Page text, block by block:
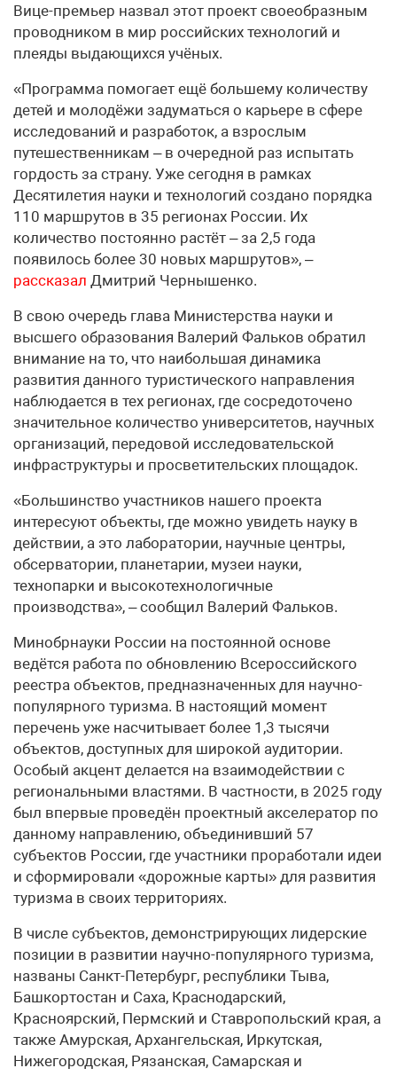
Вице-премьер назвал этот проект своеобразным
проводником в мир российских технологий и
плеяды выдающихся учёных.
«Программа помогает ещё большему количеству
детей и молодёжи задуматься о карьере в сфере
исследований и разработок, а взрослым
путешественникам – в очередной раз испытать
гордость за страну. Уже сегодня в рамках
Десятилетия науки и технологий создано порядка
110 маршрутов в 35 регионах России. Их
количество постоянно растёт – за 2,5 года
появилось более 30 новых маршрутов», –
рассказал Дмитрий Чернышенко.
В свою очередь глава Министерства науки и
высшего образования Валерий Фальков обратил
внимание на то, что наибольшая динамика
развития данного туристического направления
наблюдается в тех регионах, где сосредоточено
значительное количество университетов, научных
организаций, передовой исследовательской
инфраструктуры и просветительских площадок.
«Большинство участников нашего проекта
интересуют объекты, где можно увидеть науку в
действии, а это лаборатории, научные центры,
обсерватории, планетарии, музеи науки,
технопарки и высокотехнологичные
производства», – сообщил Валерий Фальков.
Минобрнауки России на постоянной основе
ведётся работа по обновлению Всероссийского
реестра объектов, предназначенных для научно-
популярного туризма. В настоящий момент
перечень уже насчитывает более 1,3 тысячи
объектов, доступных для широкой аудитории.
Особый акцент делается на взаимодействии с
региональными властями. В частности, в 2025 году
был впервые проведён проектный акселератор по
данному направлению, объединивший 57
субъектов России, где участники проработали идеи
и сформировали «дорожные карты» для развития
туризма в своих территориях.
В числе субъектов, демонстрирующих лидерские
позиции в развитии научно-популярного туризма,
названы Санкт-Петербург, республики Тыва,
Башкортостан и Саха, Краснодарский,
Красноярский, Пермский и Ставропольский края, а
также Амурская, Архангельская, Иркутская,
Нижегородская, Рязанская, Самарская и